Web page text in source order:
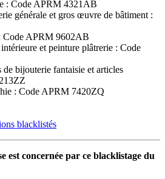
: Code APRM 4321AB
générale et gros œuvre de bâtiment :
Code APRM 9602AB
et peinture plâtrerie : Code
bijouterie fantaisie et articles
: Code APRM 7420ZQ
blacklistés
est concernée par ce blacklistage du